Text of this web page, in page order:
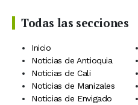
Todas las secciones
Inicio
Noticias de Antioquia
Noticias de Cali
Noticias de Manizales
Noticias de Envigado